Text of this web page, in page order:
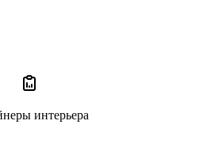
интерьера